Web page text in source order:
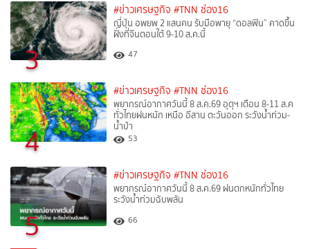
3
#ข่าวเศรษฐกิจ #TNN ช่อง16
ญี่ปุ่น อพยพ 2 แสนคน รับมือพายุ “ดอลฟิน” คาดขึ้น
ฝั่งที่จีนตอนใต้ 9-10 ส.ค.นี้
47
4
#ข่าวเศรษฐกิจ #TNN ช่อง16
พยากรณ์อากาศวันนี้ 8 ส.ค.69 อุตุฯ เตือน 8-11 ส.ค
ทั่วไทยฝนหนัก เหนือ อีสาน ตะวันออก ระวังน้ำท่วม-
น้ำป่า
53
5
#ข่าวเศรษฐกิจ #TNN ช่อง16
พยากรณ์อากาศวันนี้ 8 ส.ค.69 ฝนตกหนักทั่วไทย
ระวังน้ำท่วมฉับพลัน
66